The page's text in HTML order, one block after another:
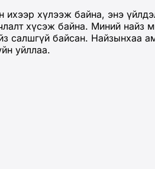
ихээр хүлээж байна, энэ
хүсэж байна. Миний
салшгүй байсан. Найзынхаа
уйллаа.